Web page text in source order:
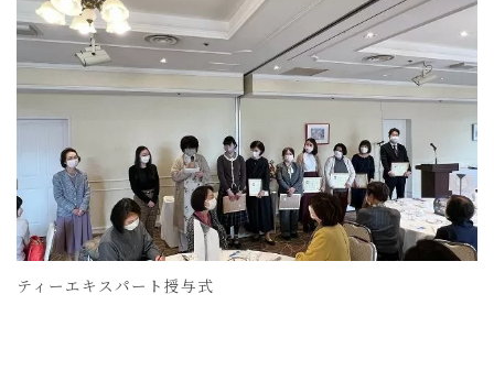
ティーエキスパート授与式